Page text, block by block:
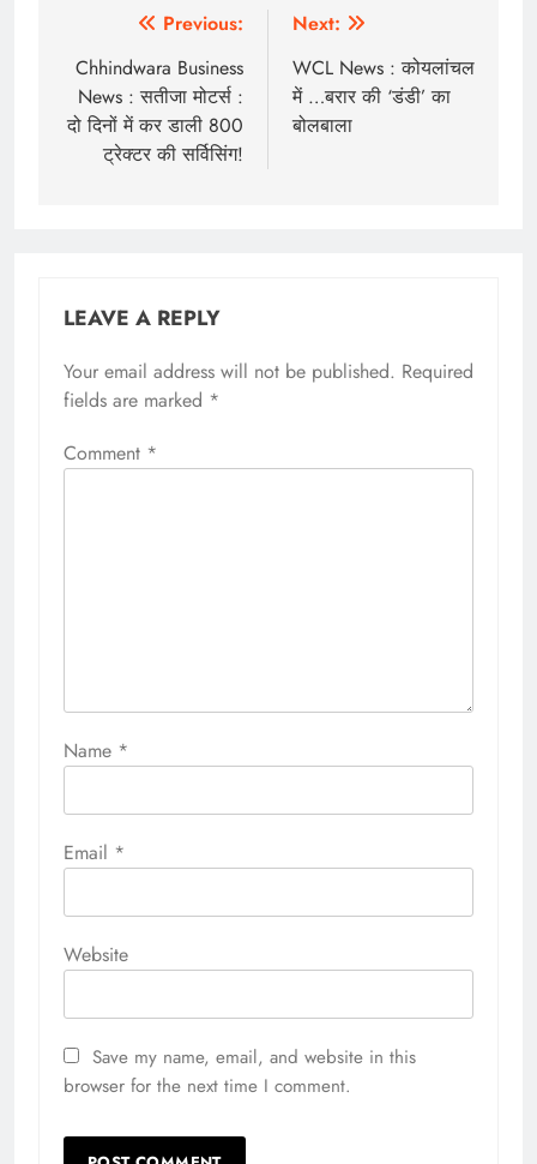
navigation
Previous:
Chhindwara Business
News : सतीजा मोटर्स :
दो दिनों में कर डाली 800
ट्रेक्टर की सर्विसिंग!
Next:
WCL News : कोयलांचल
में …बरार की ‘डंडी’ का
बोलबाला
LEAVE A REPLY
Your email address will not be published. Required
fields are marked *
Comment *
Name *
Email *
Website
Save my name, email, and website in this
browser for the next time I comment.